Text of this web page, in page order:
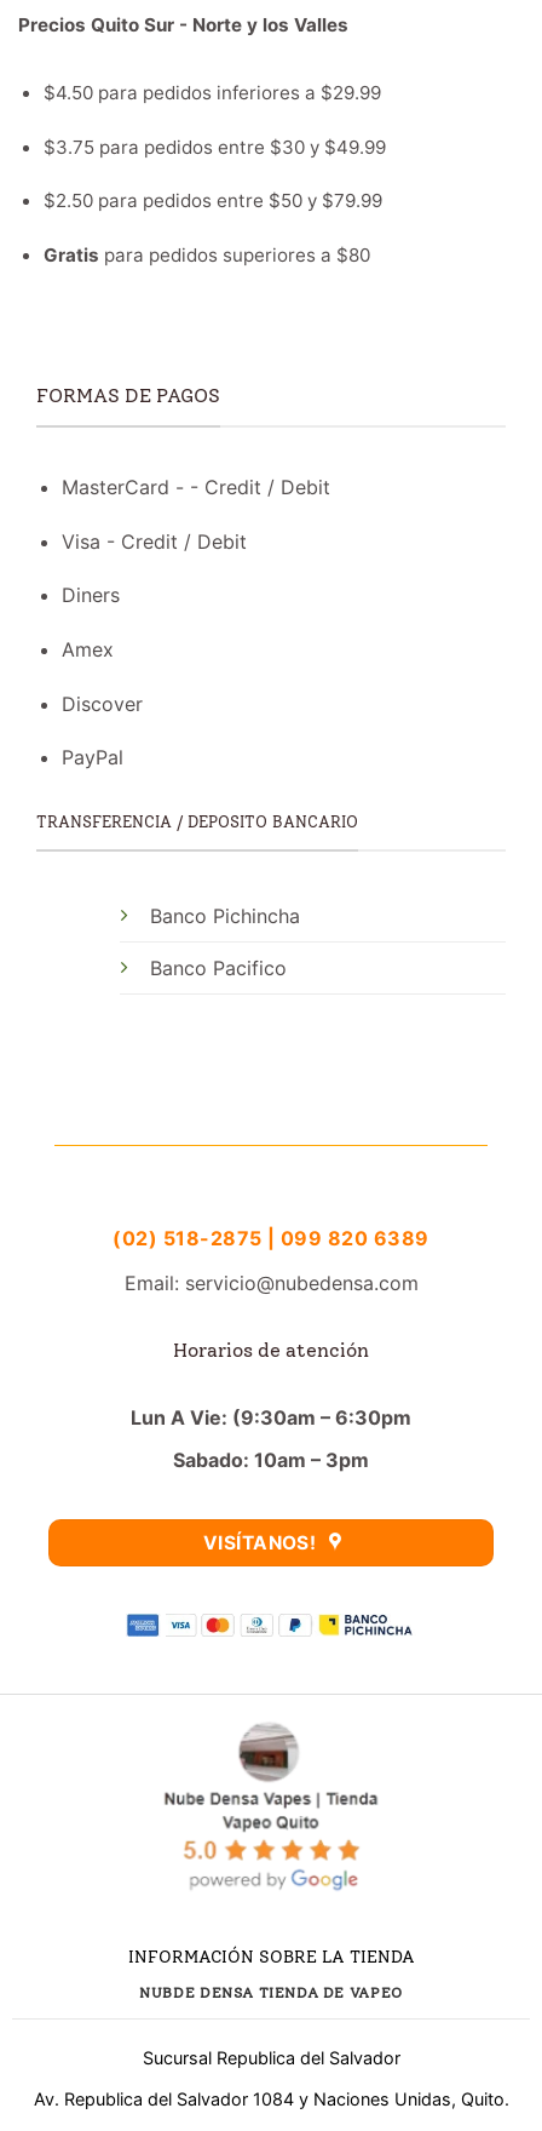
Precios Quito Sur - Norte y los Valles
$4.50 para pedidos inferiores a $29.99
$3.75 para pedidos entre $30 y $49.99
$2.50 para pedidos entre $50 y $79.99
Gratis para pedidos superiores a $80
FORMAS DE PAGOS
MasterCard - - Credit / Debit
Visa - Credit / Debit
Diners
Amex
Discover
PayPal
TRANSFERENCIA / DEPOSITO BANCARIO
Banco Pichincha
Banco Pacifico
INFORMACIÓN SOBRE LA TIENDA
NUBDE DENSA TIENDA DE VAPEO
Sucursal Republica del Salvador
Av. Republica del Salvador 1084 y Naciones Unidas, Quito.
(02) 518-2875 | 099 820 6389
Email: servicio@nubedensa.com
Horarios de atención
Lun A Vie: (9:30am – 6:30pm
Sabado: 10am – 3pm
VISÍTANOS!